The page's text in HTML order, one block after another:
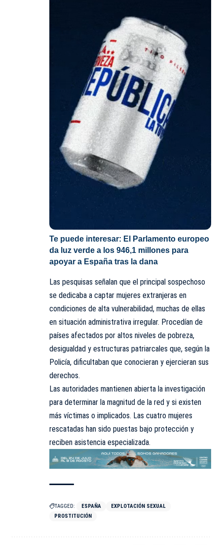
Te puede interesar: El Parlamento europeo
da luz verde a los 946,1 millones para
apoyar a España tras la dana
Las pesquisas señalan que el principal sospechoso
se dedicaba a captar mujeres extranjeras en
condiciones de alta vulnerabilidad, muchas de ellas
en situación administrativa irregular. Procedían de
países afectados por altos niveles de pobreza,
desigualdad y estructuras patriarcales que, según la
Policía, dificultaban que conocieran y ejercieran sus
derechos.
Las autoridades mantienen abierta la investigación
para determinar la magnitud de la red y si existen
más víctimas o implicados. Las cuatro mujeres
rescatadas han sido puestas bajo protección y
reciben asistencia especializada.
TAGGED: ESPAÑA
EXPLOTACIÓN SEXUAL
PROSTITUCIÓN